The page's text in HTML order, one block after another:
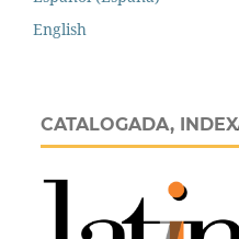
English
CATALOGADA,